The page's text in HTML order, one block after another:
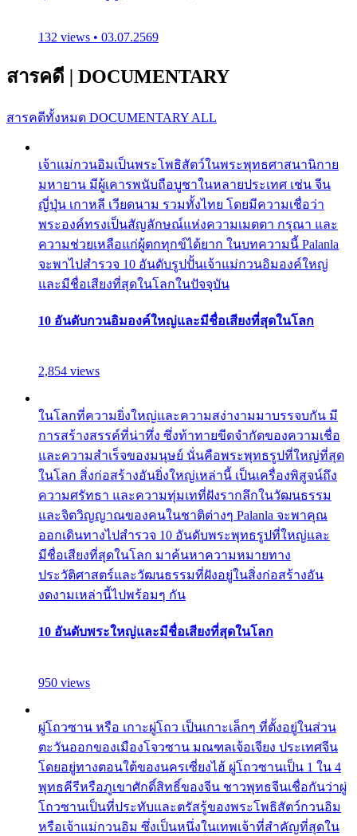
132 views • 03.07.2569
สารคดี | DOCUMENTARY
สารคดีทั้งหมด DOCUMENTARY ALL
เจ้าแม่กวนอิมเป็นพระโพธิสัตว์ในพระพุทธศาสนานิกาย
มหายาน มีผู้เคารพนับถือบูชาในหลายประเทศ เช่น จีน
ญี่ปุ่น เกาหลี เวียดนาม รวมทั้งไทย โดยมีความเชื่อว่า
พระองค์ทรงเป็นสัญลักษณ์แห่งความเมตตา กรุณา และ
ความช่วยเหลือแก่ผู้ตกทุกข์ได้ยาก ในบทความนี้ Palanla
จะพาไปสำรวจ 10 อันดับรูปปั้นเจ้าแม่กวนอิมองค์ใหญ่
และมีชื่อเสียงที่สุดในโลกในปัจจุบัน
10 อันดับกวนอิมองค์ใหญ่และมีชื่อเสียงที่สุดในโลก
2,854 views
ในโลกที่ความยิ่งใหญ่และความสง่างามมาบรรจบกัน มี
การสร้างสรรค์ที่น่าทึ่ง ซึ่งท้าทายขีดจำกัดของความเชื่อ
และความสำเร็จของมนุษย์ นั่นคือพระพุทธรูปที่ใหญ่ที่สุด
ในโลก สิ่งก่อสร้างอันยิ่งใหญ่เหล่านี้ เป็นเครื่องพิสูจน์ถึง
ความศรัทธา และความทุ่มเทที่ฝังรากลึกในวัฒนธรรม
และจิตวิญญาณของคนในชาติต่างๆ Palanla จะพาคุณ
ออกเดินทางไปสำรวจ 10 อันดับพระพุทธรูปที่ใหญ่และ
มีชื่อเสียงที่สุดในโลก มาค้นหาความหมายทาง
ประวัติศาสตร์และวัฒนธรรมที่ฝังอยู่ในสิ่งก่อสร้างอัน
งดงามเหล่านี้ไปพร้อมๆ กัน
10 อันดับพระใหญ่และมีชื่อเสียงที่สุดในโลก
950 views
ผู่โถวซาน หรือ เกาะผู่โถว เป็นเกาะเล็กๆ ที่ตั้งอยู่ในส่วน
ตะวันออกของเมืองโจวซาน มณฑลเจ้อเจียง ประเทศจีน
โดยอยู่ทางตอนใต้ของนครเซี่ยงไฮ้ ผู่โถวซานเป็น 1 ใน 4
พุทธคีรีหรือภูเขาศักดิ์สิทธิ์ของจีน ชาวพุทธจีนเชื่อกันว่าผู่
โถวซานเป็นที่ประทับและตรัสรู้ของพระโพธิสัตว์กวนอิม
หรือเจ้าแม่กวนอิม ซึ่งเป็นหนึ่งในเทพเจ้าที่สำคัญที่สุดใน